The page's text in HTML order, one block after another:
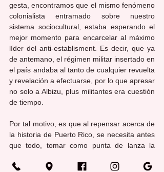
gesta, encontramos que el mismo fenómeno
colonialista entramado sobre nuestro
sistema sociocultural, estaba esperando el
mejor momento para encarcelar al máximo
líder del anti-establisment. Es decir, que ya
de antemano, el régimen militar insertado en
el país andaba al tanto de cualquier revuelta
y revelación a efectuarse, por lo que apresar
no solo a Albizu, plus militantes era cuestión
de tiempo.
Por tal motivo, es que al repensar acerca de
la historia de Puerto Rico, se necesita antes
que todo, tomar como punta de lanza la
sido su influencia en el entorno cultural,